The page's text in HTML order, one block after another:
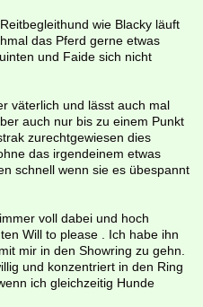
wie Blacky läuft
das Pferd gerne etwas
und Faide sich nicht
väterlich und lässt auch mal
auch nur bis zu einem Punkt
zurechtgewiesen dies
das irgendeinem etwas
schnell wenn sie es übespannt
voll dabei und hoch
Will to please . Ich habe ihn
mir in den Showring zu gehn.
und konzentriert in den Ring
ich gleichzeitig Hunde